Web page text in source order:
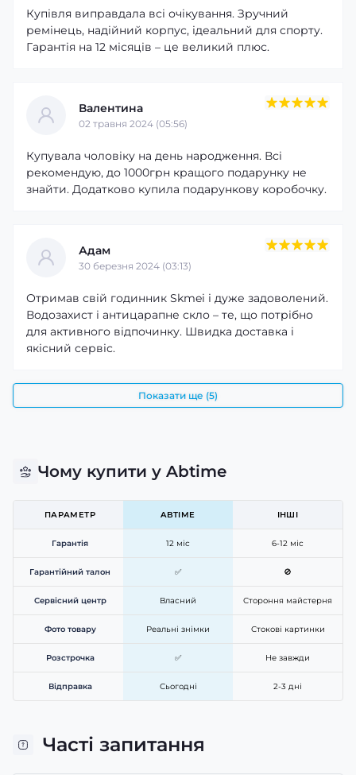
Купівля виправдала всі очікування. Зручний
ремінець, надійний корпус, ідеальний для спорту.
Гарантія на 12 місяців – це великий плюс.
Валентина
02 травня 2024 (05:56)
Купувала чоловіку на день народження. Всі
рекомендую, до 1000грн кращого подарунку не
знайти. Додатково купила подарункову коробочку.
Адам
30 березня 2024 (03:13)
Отримав свій годинник Skmei і дуже задоволений.
Водозахист і антицарапне скло – те, що потрібно
для активного відпочинку. Швидка доставка і
якісний сервіс.
Показати ще (5)
Чому купити у Abtime
ПАРАМЕТР ABTIME ІНШІ
Гарантія 12 міс 6-12 міс
Гарантійний талон ✅ 🚫
Сервісний центр Власний Стороння майстерня
Фото товару Реальні знімки Стокові картинки
Розстрочка ✅ Не завжди
Відправка Сьогодні 2-3 дні
Часті запитання